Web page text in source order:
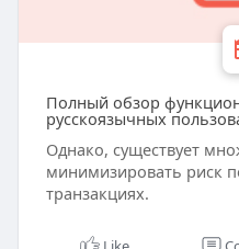
Полный обзор
русскоязычных
Однако, существует
минимизировать риск
транзакциях.